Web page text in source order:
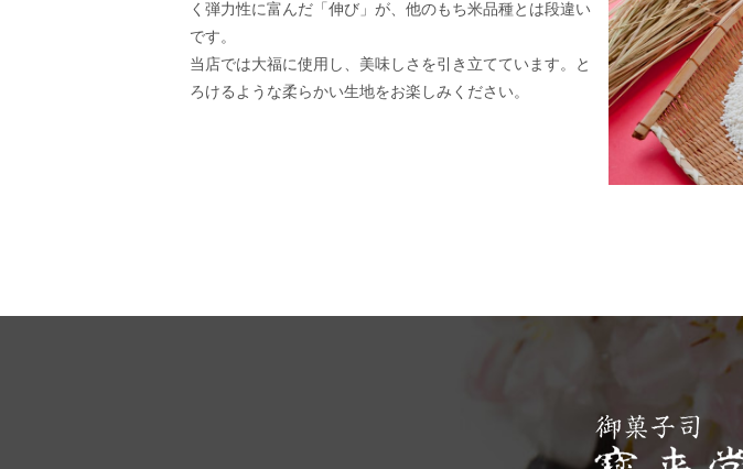
く弾力性に富んだ「伸び」が、他のもち米品種とは段違い
です。
当店では大福に使用し、美味しさを引き立てています。と
ろけるような柔らかい生地をお楽しみください。